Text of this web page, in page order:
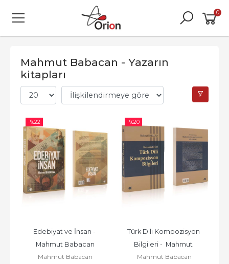
0
Mahmut Babacan - Yazarın
kitapları
-%22
Edebiyat ve İnsan -
Mahmut Babacan
Mahmut Babacan
-%20
Türk Dili Kompozisyon
Bilgileri -  Mahmut
Babacan
Mahmut Babacan